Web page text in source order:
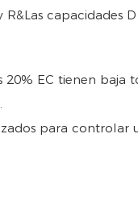
capacidades
EC tienen
para